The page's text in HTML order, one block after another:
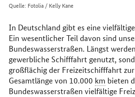
Quelle: Fotolia / Kelly Kane
In Deutschland gibt es eine
Ein wesentlicher Teil davon sind
Bundeswasserstraßen. Längst
gewerbliche Schifffahrt genutzt,
großflächig der Freizeitschifffahrt
Gesamtlänge von 10.000 km bieten
Bundeswasserstraßen vielfältige